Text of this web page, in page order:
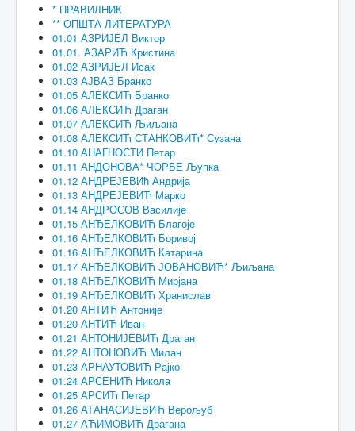
* ПРАВИЛНИК
** ОПШТА ЛИТЕРАТУРА
01.01 АЗРИЈЕЛ Виктор
01.01. АЗАРИЋ Кристина
01.02 АЗРИЈЕЛ Исак
01.03 АЈВАЗ Бранко
01.05 АЛЕКСИЋ Бранко
01.06 АЛЕКСИЋ Драган
01.07 АЛЕКСИЋ Љиљана
01.08 АЛЕКСИЋ СТАНКОВИЋ* Сузана
01.10 АНАГНОСТИ Петар
01.11 АНДОНОВА* ЧОРБЕ Љупка
01.12 АНДРЕЈЕВИћ Андрија
01.13 АНДРЕЈЕВИЋ Марко
01.14 АНДРОСОВ Василије
01.15 АНЂЕЛКОВИЋ Благоје
01.16 АНЂЕЛКОВИЋ Боривој
01.16 АНЂЕЛКОВИЋ Катарина
01.17 АНЂЕЛКОВИЋ ЈОВАНОВИЋ* Љиљана
01.18 АНЂЕЛКОВИЋ Мирјана
01.19 АНЂЕЛКОВИЋ Хранислав
01.20 АНТИЋ Антоније
01.20 АНТИЋ Иван
01.21 АНТОНИЈЕВИЋ Драган
01.22 АНТОНОВИЋ Милан
01.23 АРНАУТОВИЋ Рајко
01.24 АРСЕНИЋ Никола
01.25 АРСИЋ Петар
01.26 АТАНАСИЈЕВИЋ Верољуб
01.27 АЋИМОВИЋ Драгана